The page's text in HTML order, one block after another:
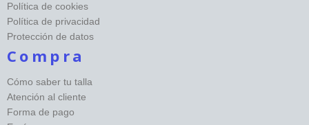
Política de cookies
Política de privacidad
Protección de datos
Compra
Cómo saber tu talla
Atención al cliente
Forma de pago